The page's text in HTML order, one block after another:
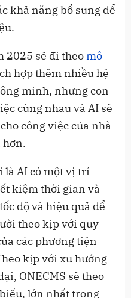
khả năng bổ sung để
2025 sẽ đi theomô
hợp thêm nhiều hệ
minh, nhưng con
cùng nhau và AI sẽ
công việc của nhà
hơn.
là AI có một vị trí
kiệm thời gian và
độ và hiệu quả để
theo kịp với quy
các phương tiện
kịp với xu hướng
ONECMS sẽ theo
lớn nhất trong